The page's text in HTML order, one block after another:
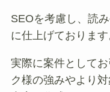
SEOを考慮し、読
に仕上げております
実際に案件として
ク様の強みやより